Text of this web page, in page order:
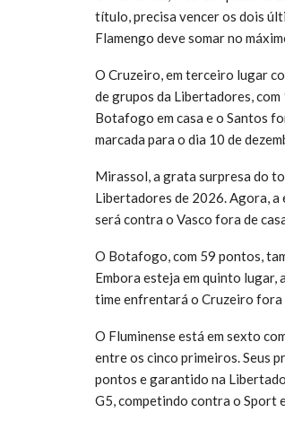
título, precisa vencer os dois
Flamengo deve somar no
O Cruzeiro, em terceiro lugar
de grupos da Libertadores,
Botafogo em casa e o Santos
marcada para o dia 10 de
Mirassol, a grata surpresa do
Libertadores de 2026. Agora, a
será contra o Vasco fora de
O Botafogo, com 59 pontos,
Embora esteja em quinto lugar,
time enfrentará o Cruzeiro fora
O Fluminense está em sexto
entre os cinco primeiros. Seus
pontos e garantido na
G5, competindo contra o Sport